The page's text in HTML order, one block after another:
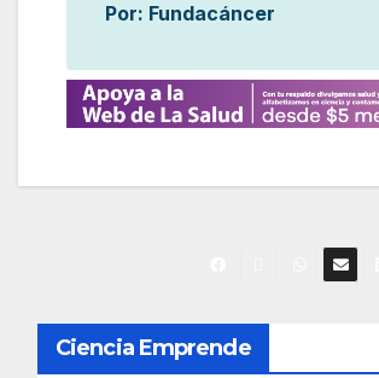
Por: Fundacáncer
N
Ciencia Emprende